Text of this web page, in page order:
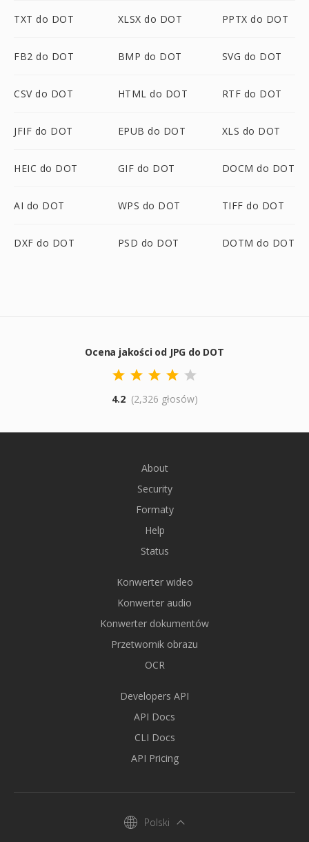
TXT do DOT XLSX do DOT PPTX do DOT
FB2 do DOT BMP do DOT SVG do DOT
CSV do DOT HTML do DOT RTF do DOT
JFIF do DOT EPUB do DOT XLS do DOT
HEIC do DOT GIF do DOT DOCM do DOT
AI do DOT WPS do DOT TIFF do DOT
DXF do DOT PSD do DOT DOTM do DOT
Ocena jakości od JPG do DOT
4.2 (2,326 głosów)
About
Security
Formaty
Help
Status
Konwerter wideo
Konwerter audio
Konwerter dokumentów
Przetwornik obrazu
OCR
Developers API
API Docs
CLI Docs
API Pricing
Polski